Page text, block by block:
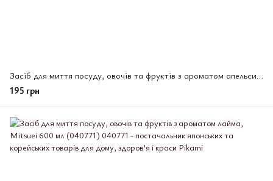
Засіб для миття посуду, овочів та фруктів з ароматом апельсина, Mitsuei 600 мл (040788)
195 грн